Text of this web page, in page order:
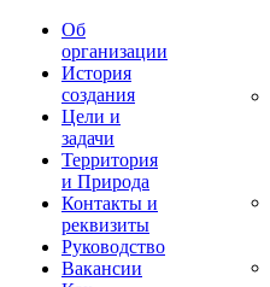
Об
организации
История
создания
Цели и
задачи
Территория
и Природа
Контакты и
реквизиты
Руководство
Вакансии